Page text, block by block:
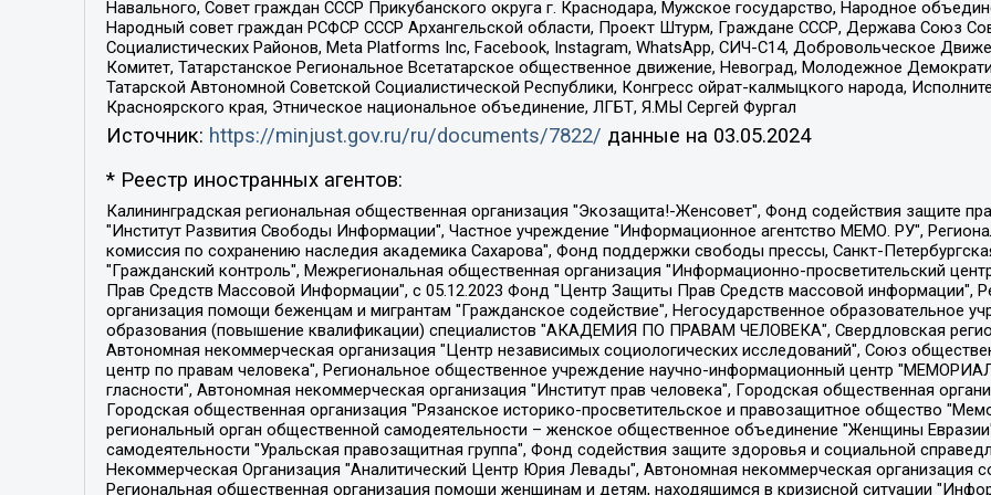
Навального, Совет граждан СССР Прикубанского округа г. Краснодара, Мужское государство, Народное
Народный совет граждан РСФСР СССР Архангельской области, Проект Штурм, Граждане СССР, Держава Союз
Социалистических Районов, Meta Platforms Inc, Facebook, Instagram, WhatsApp, СИЧ-С14, Добровольческое
Комитет, Татарстанское Региональное Всетатарское общественное движение, Невоград, Молодежное
Татарской Автономной Советской Социалистической Республики, Конгресс ойрат-калмыцкого народа,
Красноярского края, Этническое национальное объединение, ЛГБТ, Я.МЫ Сергей Фургал
Источник: https://minjust.gov.ru/ru/documents/7822/ данные на 03.05.2024
* Реестр иностранных агентов:
Калининградская региональная общественная организация "Экозащита!-Женсовет", Фонд содействия защите прав и свобод граждан "Общественный вердикт", Фонд "Институт Развития Свободы Информации", Частное учреждение "Информационное агентство МЕМО. РУ", Региональная общественная организация "Общественная комиссия по сохранению наследия академика Сахарова", Фонд поддержки свободы прессы, Санкт-Петербургская общественная правозащитная организация "Гражданский контроль", Межрегиональная общественная организация "Информационно-просветительский центр "Мемориал", Региональный Фонд "Центр Защиты Прав Средств Массовой Информации", с 05.12.2023 Фонд "Центр Защиты Прав Средств массовой информации", Региональная общественная благотворительная организация помощи беженцам и мигрантам "Гражданское содействие", Негосударственное образовательное учреждение дополнительного профессионального образования (повышение квалификации) специалистов "АКАДЕМИЯ ПО ПРАВАМ ЧЕЛОВЕКА", Свердловская региональная общественная организация "Сутяжник", Автономная некоммерческая организация "Центр независимых социологических исследований", Союз общественных объединений "Российский исследовательский центр по правам человека", Региональное общественное учреждение научно-информационный центр "МЕМОРИАЛ", Некоммерческая организация "Фонд защиты гласности", Автономная некоммерческая организация "Институт прав человека", Городская общественная организация "Екатеринбургское общество "МЕМОРИАЛ", Городская общественная организация "Рязанское историко-просветительское и правозащитное общество "Мемориал" (Рязанский Мемориал), Челябинский региональный орган общественной самодеятельности – женское общественное объединение "Женщины Евразии", Челябинский региональный орган общественной самодеятельности "Уральская правозащитная группа", Фонд содействия защите здоровья и социальной справедливости имени Андрея Рылькова, Автономная Некоммерческая Организация "Аналитический Центр Юрия Левады", Автономная некоммерческая организация социальной поддержки населения "Проект Апрель", Региональная общественная организация помощи женщинам и детям, находящимся в кризисной ситуации "Информационно-методический центр "Анна", Фонд содействия развитию массовых коммуникаций и правовому просвещению "Так-так-Так", Фонд содействия устойчивому развитию "Серебряная тайга", Свердловский региональный общественный фонд социальных проектов "Новое время", "Idel.Реалии", Кавказ.Реалии, Крым.Реалии, Телеканал Настоящее Время, Татаро-башкирская служба Радио Свобода (Azatliq Radiosi), Радио Свободная Европа/Радио Свобода (PCE/PC), "Сибирь.Реалии", "Фактограф", Благотворительный фонд помощи осужденным и их семьям, Автономная некоммерческая организация "Институт глобализации и социальных движений", Фонд "В защиту прав заключенных", Частное учреждение "Центр поддержки и содействия развитию средств массовой информации", Пензенский региональный общественный благотворительный фонд "Гражданский союз", "Север.Реалии", Некоммерческая организация Фонд "Правовая инициатива", Общество с ограниченной ответственностью "Радио Свободная Европа/Радио Свобода", Чешское информационное агентство "MEDIUM-ORIENT", Красноярская региональная общественная организация "Мы против СПИДа", Камалягин Денис Николаевич, Маркелов Сергей Евгеньевич, Пономарев Лев Александрович, Савицкая Людмила Алексеевна, Автономная некоммерческая организация "Центр по работе с проблемой насилия "НАСИЛИЮ.НЕТ", Межрегиональный профессиональный союз работников здравоохранения "Альянс врачей", Юридическое лицо, зарегистрированное в Латвийской Республике, SIA "Medusa Project" (регистрационный номер 40103797863, дата регистрации 10.06.2014), Некоммерческая организация "Фонд по борьбе с коррупцией", Автономная некоммерческая организация "Институт права и публичной политики", Баданин Роман Сергеевич, Гликин Максим Александрович, Железнова Мария Михайловна, Лукьянова Юлия Сергеевна, Маетная Елизавета Витальевна, Маняхин Петр Борисович, Чуракова Ольга Владимировна, Ярош Юлия Петровна, Юридическое лицо "The Insider SIA", зарегистрированное в Риге, Латвийская Республика (дата регистрации 26.06.2015), являющееся администратором доменного имени интернет-издания "The Insider SIA", https://theins.ru, Постернак Алексей Евгеньевич, Рубин Михаил Аркадьевич, Анин Роман Александрович, Юридическое лицо Istories fonds, зарегистрированное в Латвийской Республике (регистрационный номер 50008295751, дата регистрации 24.02.2020), Великовский Дмитрий Александрович, Долинина Ирина Николаевна, Мароховская Алеся Алексеевна, Шлейнов Роман Юрьевич, Шмагун Олеся Валентиновна, Общество с ограниченной ответственностью "Альтаир 2021", Общество с ограниченной ответственностью "Вега 2021", Общество с ограниченной ответственностью "Главный редактор 2021", Общество с ограниченной ответственностью "Ромашки монолит", Важенков Артем Валерьевич, Ивановская областная общественная организация "Центр гендерных исследований", Гурман Юрий Альбертович, Медиапроект "ОВД-Инфо", Егоров Владимир Владимирович, Жилинский Владимир Александрович, Общество с ограниченной ответственностью "ЗП", Иванова София Юрьевна, Карезина Инна Павловна, Кильтау Екатерина Викторовна, Петров Алексей Викторович, Пискунов Сергей Евгеньевич, Смирнов Сергей Сергеевич, Тихонов Михаил Сергеевич, Общество с ограниченной ответственностью "ЖУРНАЛИСТ-ИНОСТРАННЫЙ АГЕНТ", Арапова Галина Юрьевна, Вольтская Татьяна Анатольевна, Американская компания "Mason G.E.S. Anonymous Foundation" (США), являющаяся владельцем интернет-издания https://mnews.world/, Компания "Stichting Bellingcat", зарегистрированная в Нидерландах (дата регистрации 11.07.2018), Захаров Андрей Вячеславович, Клепиковская Екатерина Дмитриевна, Общество с ограниченной ответственностью "МЕМО", Перл Роман Александрович, Симонов Евгений Алексеевич, Соловьева Елена Анатольевна, Сотников Даниил Владимирович, Сурначева Елизавета Дмитриевна, Автономная некоммерческая организация по защите прав человека и информированию населения "Якутия – Наше Мнение", Общество с ограниченной ответственностью "Москоу диджитал медиа", с 26.01.2023 Общество с ограниченной ответственностью "Чайка Белые сады", Ветошкина Валерия Валерьевна, Заговора Максим Александрович, Межрегиональное общественное движение "Российская ЛГБТ - сеть", Оленичев Максим Владимирович, Павлов Иван Юрьевич, Скворцова Елена Сергеевна, Общество с ограниченной ответственностью "Как бы инагент", Кочетков Игорь Викторович, Общество с ограниченной ответственностью "Честные выборы", Еланчик Олег Александрович, Общество с ограниченной ответственностью "Нобелевский призыв", Гималова Регина Эмилевна, Григорьев Андрей Валерьевич, Григорьева Алина Александровна, Ассоциация по содействию защите прав призывников, альтернативнослужащих и военнослужащих "Правозащитная группа